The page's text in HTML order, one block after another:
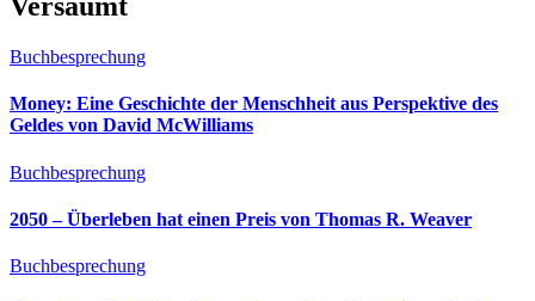
Buchbesprechung
Money: Eine Geschichte der Menschheit aus Perspektive des
Geldes von David McWilliams
Buchbesprechung
2050 – Überleben hat einen Preis von Thomas R. Weaver
Buchbesprechung